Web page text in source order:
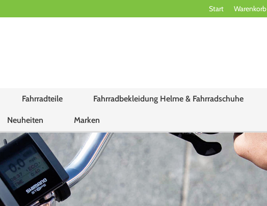
Start Warenkorb
Fahrradteile Fahrradbekleidung Helme & Fahrradschuhe
Neuheiten Marken